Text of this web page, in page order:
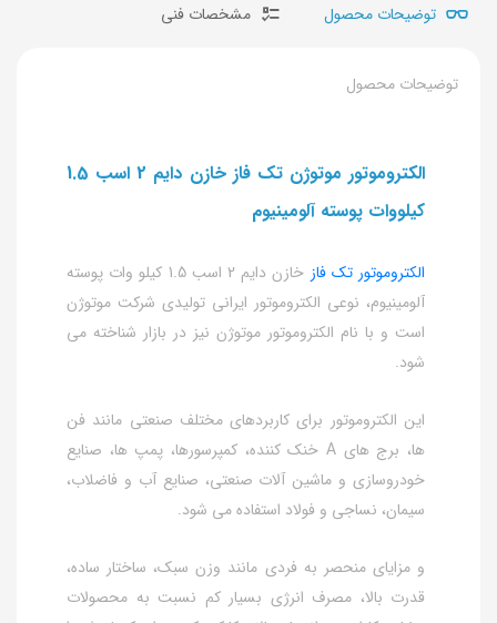
توضیحات محصول مشخصات فنی
توضیحات محصول
الکتروموتور موتوژن تک فاز خازن دایم 2 اسب 1.5
کیلووات پوسته آلومینیوم
الکتروموتور تک فاز
خازن دایم 2 اسب 1.5 کیلو وات پوسته
آلومینیوم، نوعی الکتروموتور ایرانی تولیدی شرکت موتوژن
است و با نام الکتروموتور موتوژن نیز در بازار شناخته می
شود.
این الکتروموتور برای کاربردهای مختلف صنعتی مانند فن
ها، برج های A خنک کننده، کمپرسورها، پمپ ها، صنایع
خودروسازی و ماشین آلات صنعتی، صنایع آب و فاضلاب،
سیمان، نساجی و فولاد استفاده می شود.
و مزایای منحصر به فردی مانند وزن سبک، ساختار ساده،
قدرت بالا، مصرف انرژی بسیار کم نسبت به محصولات